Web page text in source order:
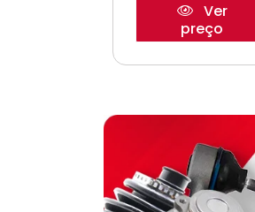
Ver
preço